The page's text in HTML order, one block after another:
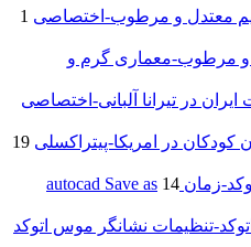
معتدل و مرطوب-اختصاصی 1
و مرطوب-معماری گرم و
در تیرانا آلبانی-اختصاصی
در امریکا-پیتراکسلی 19
14
تنظیمات نشانگر موس اتوکد